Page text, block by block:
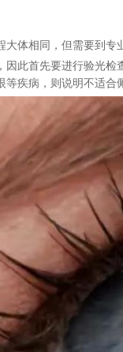
体相同，但需要到
此首先要进行验光检
疾病， 则说明不适合